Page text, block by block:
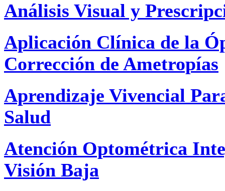
Análisis Visual y
Aplicación Clínica de la
Corrección de Ametropías
Aprendizaje Vivencial
Salud
Atención Optométrica
Visión Baja